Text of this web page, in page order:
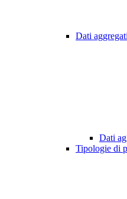
Dati
Dati
Tipologie di